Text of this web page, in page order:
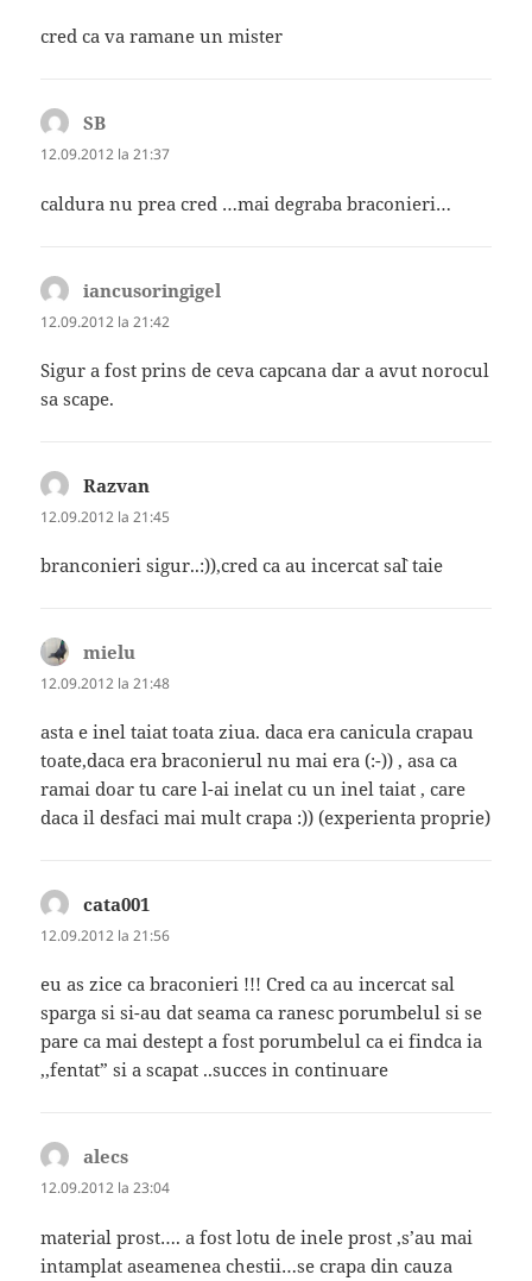
cred ca va ramane un mister
SB
12.09.2012 la 21:37
caldura nu prea cred …mai degraba braconieri…
iancusoringigel
12.09.2012 la 21:42
Sigur a fost prins de ceva capcana dar a avut norocul
sa scape.
Razvan
12.09.2012 la 21:45
branconieri sigur..:)),cred ca au incercat sa`l taie
mielu
12.09.2012 la 21:48
asta e inel taiat toata ziua. daca era canicula crapau
toate,daca era braconierul nu mai era (:-)) , asa ca
ramai doar tu care l-ai inelat cu un inel taiat , care
daca il desfaci mai mult crapa :)) (experienta proprie)
cata001
12.09.2012 la 21:56
eu as zice ca braconieri !!! Cred ca au incercat sal
sparga si si-au dat seama ca ranesc porumbelul si se
pare ca mai destept a fost porumbelul ca ei findca ia
,,fentat” si a scapat ..succes in continuare
alecs
12.09.2012 la 23:04
material prost…. a fost lotu de inele prost ,s’au mai
intamplat aseamenea chestii…se crapa din cauza